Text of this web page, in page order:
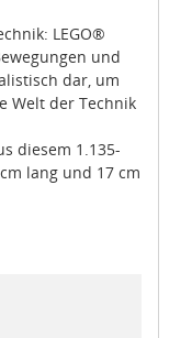
LEGO®
und
dar, um
Welt der Technik
diesem 1.135-
lang und 17 cm